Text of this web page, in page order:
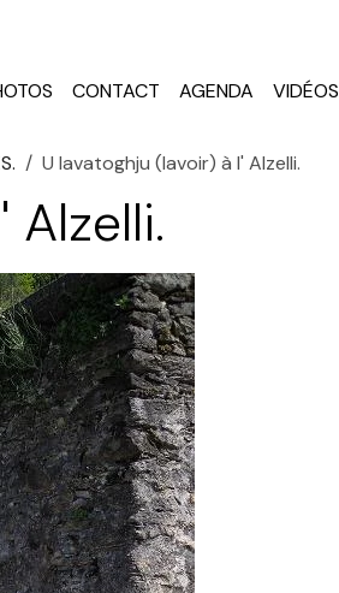
CONTACT AGENDA VIDÉOS
U lavatoghju (lavoir) à l' Alzelli.
Alzelli.